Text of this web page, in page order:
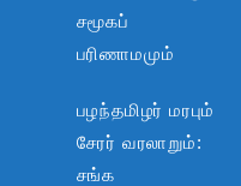
சமூகப்
பரிணாமமும்
பழந்தமிழர் மரபும்
சேரர் வரலாறும்:
சங்க